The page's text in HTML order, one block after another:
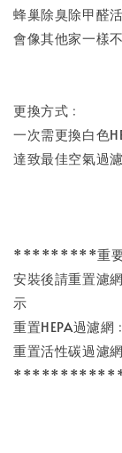
蜂巢除臭除甲醛
會像其他家一樣
更換方式﹕
一次需更換白色
達致最佳空氣過
*********重
安裝後請重置濾
示
重置HEPA過濾
重置活性碳過濾